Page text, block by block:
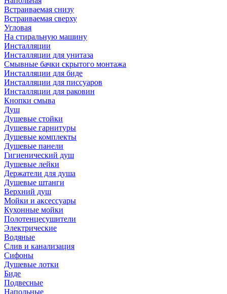
Встраиваемая снизу
Встраиваемая сверху
Угловая
На стиральную машину
Инсталляции
Инсталляции для унитаза
Смывные бачки скрытого монтажа
Инсталляции для биде
Инсталляции для писсуаров
Инсталляции для раковин
Кнопки смыва
Душ
Душевые стойки
Душевые гарнитуры
Душевые комплекты
Душевые панели
Гигиенический душ
Душевые лейки
Держатели для душа
Душевые штанги
Верхний душ
Мойки и аксессуары
Кухонные мойки
Полотенцесушители
Электрические
Водяные
Слив и канализация
Сифоны
Душевые лотки
Биде
Подвесные
Напольные